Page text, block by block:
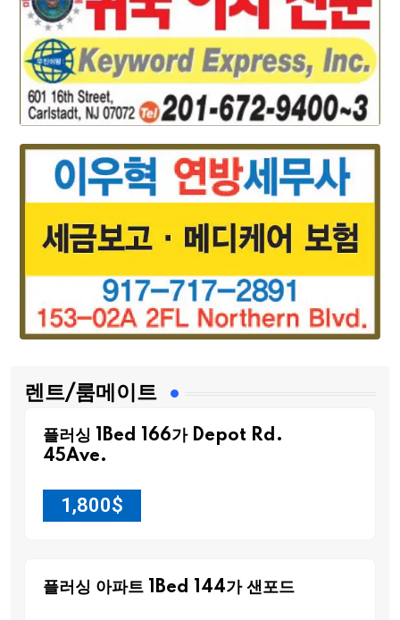
렌트/룸메이트
플러싱 1Bed 166가 Depot Rd.
45Ave.
1,800$
플러싱 아파트 1Bed 144가 샌포드